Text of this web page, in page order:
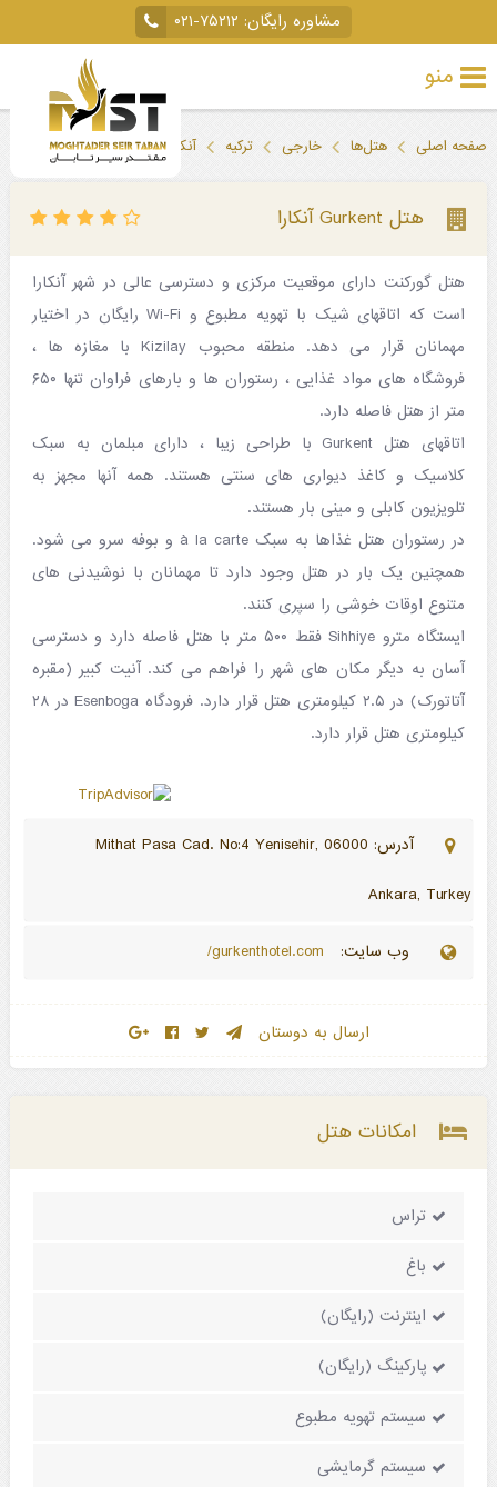
مشاوره رایگان: ۰۲۱-۷۵۲۱۲
منو
تور
آخری
جاذبه‌های
گردشگری
صفحه اصلی هتل‌ها خارجی ترکیه آنکارا هتل Gurkent آنکارا
هتل Gurkent آنکارا
هتل گورکنت دارای موقعیت مرکزی و دسترسی عالی در شهر آنکارا
است که اتاقهای شیک با تهویه مطبوع و Wi-Fi رایگان در اختیار
مهمانان قرار می دهد. منطقه محبوب Kizilay با مغازه ها ،
فروشگاه های مواد غذایی ، رستوران ها و بارهای فراوان تنها ۶۵۰
متر از هتل فاصله دارد.
اتاقهای هتل Gurkent با طراحی زیبا ، دارای مبلمان به سبک
کلاسیک و کاغذ دیواری های سنتی هستند. همه آنها مجهز به
تلویزیون کابلی و مینی بار هستند.
در رستوران هتل غذاها به سبک à la carte و بوفه سرو می شود.
همچنین یک بار در هتل وجود دارد تا مهمانان با نوشیدنی های
متنوع اوقات خوشی را سپری کنند.
ایستگاه مترو Sihhiye فقط ۵۰۰ متر با هتل فاصله دارد و دسترسی
آسان به دیگر مکان های شهر را فراهم می کند.آنیت کبیر (مقبره
آتاتورک) در ۲.۵ کیلومتری هتل قرار دارد. فرودگاه Esenboga در ۲۸
کیلومتری هتل قرار دارد.
آدرس: Mithat Pasa Cad. No:4 Yenisehir, 06000
Ankara, Turkey
وب سایت:
ارسال به دوستان
امکانات هتل
تراس
باغ
اینترنت (رایگان)
پارکینگ (رایگان)
سیستم تهویه مطبوع
سیستم گرمایشی